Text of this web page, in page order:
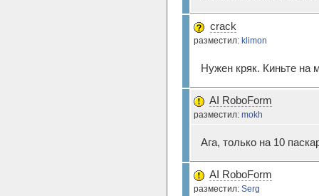
crack
разместил: klimon
Нужен кряк. Киньте на
AI RoboForm
разместил: mokh
Ага, только на 10
AI RoboForm
разместил: Serg